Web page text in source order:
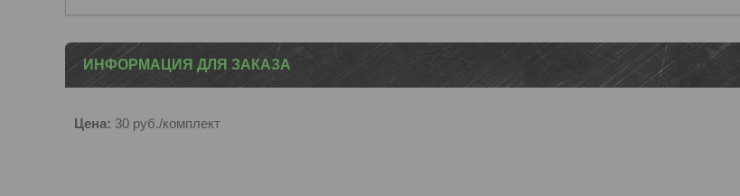
ИНФОРМАЦИЯ ДЛЯ ЗАКАЗА
Цена: 30 руб./комплект